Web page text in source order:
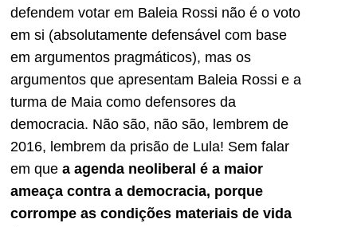
defendem votar em Baleia Rossi não é o voto
em si (absolutamente defensável com base
em argumentos pragmáticos), mas os
argumentos que apresentam Baleia Rossi e a
turma de Maia como defensores da
democracia. Não são, não são, lembrem de
2016, lembrem da prisão de Lula! Sem falar
em que a agenda neoliberal é a maior
ameaça contra a democracia, porque
corrompe as condições materiais de vida